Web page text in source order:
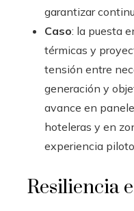
garantizar
Caso: la puesta
térmicas y
tensión entre
generación y
avance en
hoteleras y en
experiencia
Resiliencia